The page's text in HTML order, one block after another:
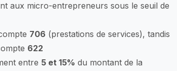
aux micro-entrepreneurs sous le seuil de
706 (prestations de services), tandis
622
entre 5 et 15% du montant de la